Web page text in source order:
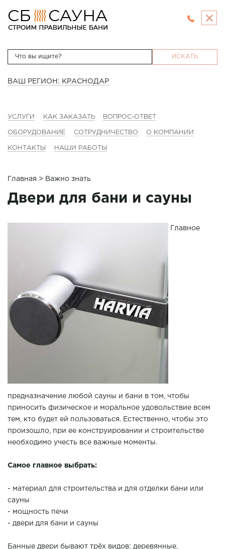
ИСКАТЬ
ВАШ РЕГИОН: КРАСНОДАР
УСЛУГИ КАК ЗАКАЗАТЬ ВОПРОС-ОТВЕТ
ОБОРУДОВАНИЕ СОТРУДНИЧЕСТВО О КОМПАНИИ
КОНТАКТЫ НАШИ РАБОТЫ
Главная > Важно знать
Двери для бани и сауны
Главное
предназначение любой сауны и бани в том, чтобы
приносить физическое и моральное удовольствие всем
тем, кто будет ей пользоваться. Естественно, чтобы это
произошло, при ее конструировании и строительстве
необходимо учесть все важные моменты.
Самое главное выбрать:
- материал для строительства и для отделки бани или
сауны
- мощность печи
- двери для бани и сауны
Банные двери бывают трёх видов: деревянные,